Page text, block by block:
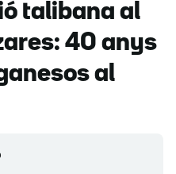
talibana al
40 anys
al